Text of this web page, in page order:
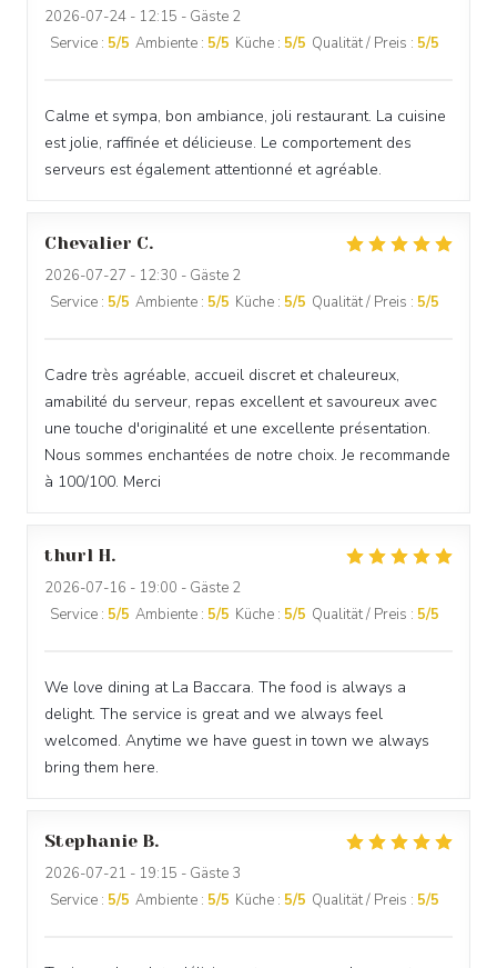
2026-07-24 - 12:15 - Gäste 2
Service : 5/5 Ambiente : 5/5 Küche : 5/5 Qualität / Preis : 5/5
Calme et sympa, bon ambiance, joli restaurant. La cuisine
est jolie, raffinée et délicieuse. Le comportement des
serveurs est également attentionné et agréable.
Chevalier C
2026-07-27 - 12:30 - Gäste 2
Service : 5/5 Ambiente : 5/5 Küche : 5/5 Qualität / Preis : 5/5
Cadre très agréable, accueil discret et chaleureux,
amabilité du serveur, repas excellent et savoureux avec
une touche d'originalité et une excellente présentation.
Nous sommes enchantées de notre choix. Je recommande
à 100/100. Merci
thurl H
2026-07-16 - 19:00 - Gäste 2
Service : 5/5 Ambiente : 5/5 Küche : 5/5 Qualität / Preis : 5/5
We love dining at La Baccara. The food is always a
delight. The service is great and we always feel
welcomed. Anytime we have guest in town we always
bring them here.
Stephanie B
2026-07-21 - 19:15 - Gäste 3
Service : 5/5 Ambiente : 5/5 Küche : 5/5 Qualität / Preis : 5/5